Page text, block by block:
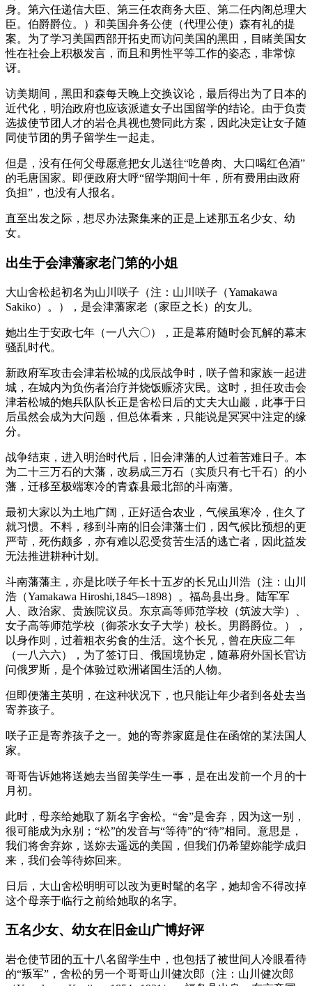
身。第六任递信大臣、第三任农商务大臣、第二任内阁总理大
臣。伯爵爵位。）和美国弁务公使（代理公使）森有礼的提
案。为了学习美国西部开拓史而访问美国的黑田，目睹美国女
性在社会上积极发言，而且和男性平等工作的姿态，非常惊
讶。
访美期间，黑田和森每天晚上交换议论，最后得出为了日本的
近代化，明治政府也应该派遣女子出国留学的结论。由于负责
选拔使节团人才的岩仓具视也赞同此方案，因此决定让女子随
同使节团的男子留学生一起走。
但是，没有任何父母愿意把女儿送往“吃兽肉、大口喝红色酒”
的毛唐国家。即便政府大呼“留学期间十年，所有费用由政府
负担”，也没有人报名。
直至出发之际，想尽办法聚集来的正是上述那五名少女、幼
女。
出生于会津藩家老门第的小姐
大山舍松起初名为山川咲子（注：山川咲子（Yamakawa
Sakiko）。），是会津藩家老（家臣之长）的女儿。
她出生于安政七年（一八六〇），正是幕府随时会瓦解的幕末
骚乱时代。
新政府军攻击会津若松城的戊辰战争时，咲子曾和家族一起进
城，在城内为负伤者治疗并烧饭赈济灾民。这时，担任攻击会
津若松城的炮兵队队长正是舍松日后的丈夫大山巖，此事于日
后虽然会成为大问题，但总体看来，只能说是冥冥中注定的缘
分。
战争结束，进入明治时代后，旧会津藩的人过着苦难日子。本
为二十三万石的大藩，改易成三万石（实质只有七千石）的小
藩，迁移至极端寒冷的青森县最北部的斗南藩。
最初大家以为土地广阔，正好适合农业，气候虽寒冷，住久了
就习惯。不料，移到斗南的旧会津藩士们，因气候比预想的更
严苛，死伤颇多，亦有难以忍受贫苦生活的逃亡者，因此益发
无法推进耕种计划。
斗南藩藩主，亦是比咲子年长十五岁的长兄山川浩（注：山川
浩（Yamakawa Hiroshi,1845─1898）。福岛县出身。陆军军
人、政治家、贵族院议员。东京高等师范学校（筑波大学）、
女子高等师范学校（御茶水女子大学）校长。男爵爵位。），
以身作则，过着粗衣劣食的生活。这个长兄，曾在庆应二年
（一八六六），为了签订日、俄国境协定，随幕府外国长官访
问俄罗斯，是个体验过欧洲诸国生活的人物。
但即便藩主英明，在这种状况下，也只能让年少者到各处去当
寄养孩子。
咲子正是寄养孩子之一。她的寄养家庭是住在函馆的某法国人
家。
哥哥告诉她将送她去当留美学生一事，是在出发前一个月的十
月初。
此时，母亲给她取了新名字舍松。“舍”是舍弃，因为这一别，
很可能成为永别；“松”的发音与“等待”的“待”相同。意思是，
我们将舍弃妳，送妳去遥远的美国，但我们仍希望妳能学成归
来，我们会等待妳回来。
日后，大山舍松明明可以改为更时髦的名字，她却舍不得改掉
这个母亲于临行之前给她取的名字。
五名少女、幼女在旧金山广博好评
岩仓使节团的五十八名留学生中，也包括了被世间人冷眼看待
的“叛军”，舍松的另一个哥哥山川健次郎（注：山川健次郎